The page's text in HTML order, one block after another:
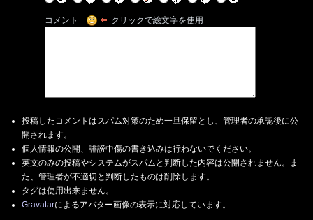
コメント クリックで絵文字を使用
投稿したコメントはスパム対策のため一旦保留とし、管理者の承認後に公
開されます。
個人情報の公開、誹謗中傷の書き込みは行わないでください。
英文のみの投稿やシステムがスパムと判断した内容は公開されません。ま
た、管理者が不適切と判断したものは削除します。
タグは使用出来ません。
Gravatarによるアバター画像の表示に対応しています。